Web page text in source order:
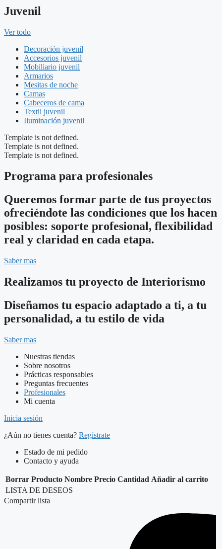
Juvenil
Ver todo
Decoración juvenil
Accesorios juvenil
Mobiliario juvenil
Armarios
Mesitas de noche
Camas
Cabeceros de cama
Textil juvenil
Iluminación juvenil
Template is not defined.
Template is not defined.
Template is not defined.
Programa para profesionales
Queremos formar parte de tus proyectos
ofreciéndote las condiciones que los hacen
posibles: soporte profesional, flexibilidad
real y claridad en cada etapa.
Saber mas
Realizamos tu proyecto de Interiorismo
Diseñamos tu espacio adaptado a ti, a tu
personalidad, a tu estilo de vida
Saber mas
Nuestras tiendas
Sobre nosotros
Prácticas responsables
Preguntas frecuentes
Profesionales
Mi cuenta
Inicia sesión
¿Aún no tienes cuenta? Regístrate
Estado de mi pedido
Contacto y ayuda
Borrar Producto Nombre Precio Cantidad Añadir al carrito
LISTA DE DESEOS
Compartir lista